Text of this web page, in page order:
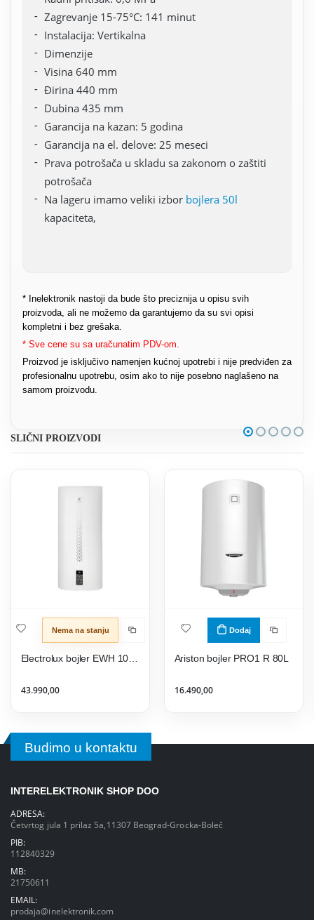
Zagrevanje 15-75°C: 141 minut
Instalacija: Vertikalna
Dimenzije
Visina 640 mm
Đirina 440 mm
Dubina 435 mm
Garancija na kazan: 5 godina
Garancija na el. delove: 25 meseci
Prava potrošača u skladu sa zakonom o zaštiti
potrošača
Na lageru imamo veliki izbor bojlera 50l
kapaciteta,
* Inelektronik nastoji da bude što preciznija u opisu svih
proizvoda, ali ne možemo da garantujemo da su svi opisi
kompletni i bez grešaka.
* Sve cene su sa uračunatim PDV-om.
Proizvod je isključivo namenjen kućnoj upotrebi i nije predviđen za
profesionalnu upotrebu, osim ako to nije posebno naglašeno na
samom proizvodu.
SLIČNI PROIZVODI
Nema na stanju
43.990,00
Dodaj
Ariston bojler PRO1 R 80L
16.490,00
Budimo u kontaktu
INTERELEKTRONIK SHOP DOO
ADRESA:
Četvrtog jula 1 prilaz 5a,11307 Beograd-Grocka-Boleč
PIB:
112840329
MB:
21750611
EMAIL:
prodaja@inelektronik.com